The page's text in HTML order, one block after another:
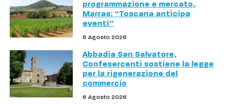
programmazione e mercato,
Marras: “Toscana anticipa
eventi”
6 Agosto 2026
Abbadia San Salvatore,
Confesercenti sostiene la legge
per la rigenerazione del
commercio
6 Agosto 2026